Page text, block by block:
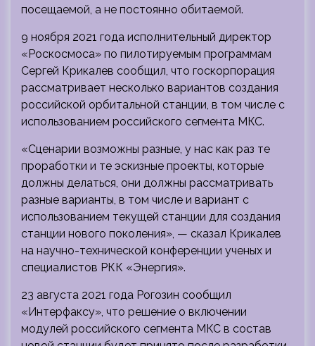
посещаемой, а не постоянно обитаемой.
9 ноября 2021 года исполнительный директор
«Роскосмоса» по пилотируемым программам
Сергей Крикалев сообщил, что госкорпорация
рассматривает несколько вариантов создания
российской орбитальной станции, в том числе с
использованием российского сегмента МКС.
«Сценарии возможны разные, у нас как раз те
проработки и те эскизные проекты, которые
должны делаться, они должны рассматривать
разные варианты, в том числе и вариант с
использованием текущей станции для создания
станции нового поколения», — сказал Крикалев
на научно-технической конференции ученых и
специалистов РКК «Энергия».
23 августа 2021 года Рогозин сообщил
«Интерфаксу», что решение о включении
модулей российского сегмента МКС в состав